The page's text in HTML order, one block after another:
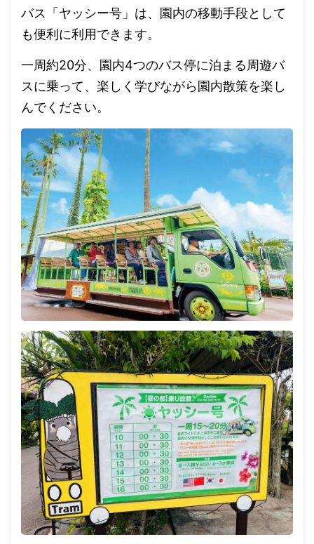
バス「ヤッシー号」は、園内の移動手段として
も便利に利用できます。
一周約20分、園内4つのバス停に泊まる周遊バ
スに乗って、楽しく学びながら園内散策を楽し
んでください。